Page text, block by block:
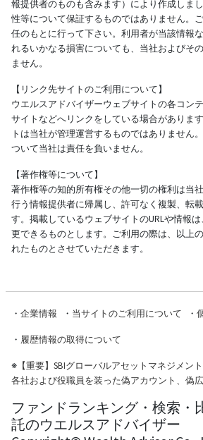
報提供者のものも含みます）により作成しま
性等について保証するものではありません。
任のもとに行って下さい。利用者が当該情報
れるいかなる損害についても、当社およびそ
ません。
【リンク先サイトのご利用について】
ウエルスアドバイザーウェブサイトの各コン
サイトなどへリンクをしている場合がありま
トは当社が管理運営するものではありません
ついて当社は責任を負いません。
【著作権等について】
著作権等の知的所有権その他一切の権利は当
行う情報提供者に帰属し、許可なく複製、転
す。掲載しているウェブサイトのURLや情報
更できるものとします。ご利用の際は、以上
れたものとさせていただきます。
・ 企業情報 ・ 当サイトのご利用について ・
・ 履歴情報の取得について
※【重要】SBIグローバルアセットマネジメン
各社および役職員を装った偽アカウント、偽
ファンドランキング・検索・
託のウエルスアドバイザー